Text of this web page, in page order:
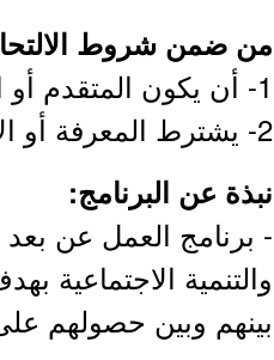
من ضمن شروط
1- أن يكون المتقدم أو المتقدمة سعودي الجنسية.
2- يشترط المعرفة أو الإلمام باستخدام الأجهزة التقنية.
نبذة عن البرنامج:
- برنامج العمل عن بعد
والتنمية الاجتماعية
بينهم وبين حصولهم